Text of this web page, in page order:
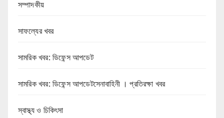
সম্পাদকীয়
সাফল্যের খবর
সামরিক খবর: ডিফেন্স আপডেট
সামরিক খবর: ডিফেন্স আপডেটসেনাবাহিনী । প্রতিরক্ষা খবর
স্বাস্থ্য ও চিকিৎসা